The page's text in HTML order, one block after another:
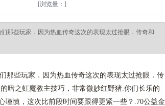
[浏览量： ]
那些玩家．因为热血传奇这次的表现太过抢眼．传奇和
些玩家．因为热血传奇这次的表现太过抢眼．传
暗之虹魔教主技巧，非常微妙红野猪.你们长乐的
慎，这次比前段时间要跟得更紧一些？.70公益金